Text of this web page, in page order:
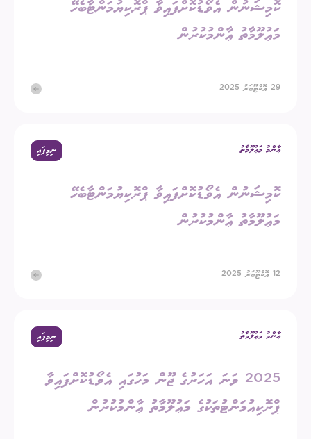
ކޮމިޝަނުން އެވޯޑުކޮށްފައިވާ ޕްރޮކިޔުމަންޓާބެހޭ
މަޢުލޫމާތު ޢާންމުކުރުން
29 އޮކްޓޫބަރު 2025
ޢާންމު މަޢުލޫމާތު ނިމިފައި
ކޮމިޝަނުން އެވޯޑުކޮށްފައިވާ ޕްރޮކިޔުމަންޓާބެހޭ
މަޢުލޫމާތު ޢާންމުކުރުން
12 އޮކްޓޫބަރު 2025
ޢާންމު މަޢުލޫމާތު ނިމިފައި
2025 ވަނަ އަހަރުގެ ޖޫން މަހުގައި އެވޯޑުކޮށްފައިވާ
ޕްރޮކިއުމަންޓުތަކުގެ މަޢުލޫމާތު ޢާންމުކުރުން